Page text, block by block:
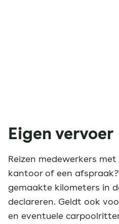
Eigen vervoer
Reizen medewerkers
kantoor of een
gemaakte kilometers in
declareren. Geldt ook
en eventuele